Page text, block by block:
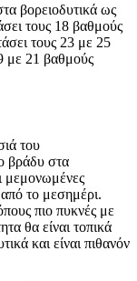
βορειοδυτικά ως
τους 18 βαθμούς
τους 23 με 25
με 21 βαθμούς
του
βράδυ στα
μεμονωμένες
το μεσημέρι.
πιο πυκνές με
θα είναι τοπικά
και είναι πιθανόν